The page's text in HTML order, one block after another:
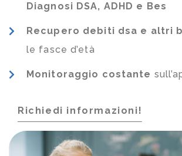
Diagnosi DSA, ADHD e Bes
Recupero debiti dsa e altri
le fasce d’età
Monitoraggio costante
Richiedi informazioni!